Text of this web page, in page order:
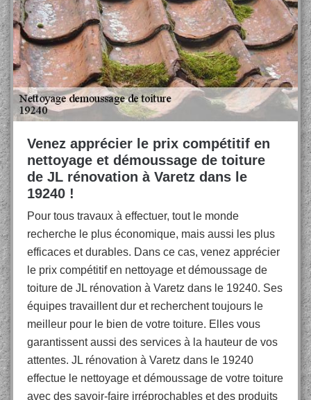
Venez apprécier le prix compétitif en
nettoyage et démoussage de toiture
de JL rénovation à Varetz dans le
19240 !
Pour tous travaux à effectuer, tout le monde
recherche le plus économique, mais aussi les plus
efficaces et durables. Dans ce cas, venez apprécier
le prix compétitif en nettoyage et démoussage de
toiture de JL rénovation à Varetz dans le 19240. Ses
équipes travaillent dur et recherchent toujours le
meilleur pour le bien de votre toiture. Elles vous
garantissent aussi des services à la hauteur de vos
attentes. JL rénovation à Varetz dans le 19240
effectue le nettoyage et démoussage de votre toiture
avec des savoir-faire irréprochables et des produits